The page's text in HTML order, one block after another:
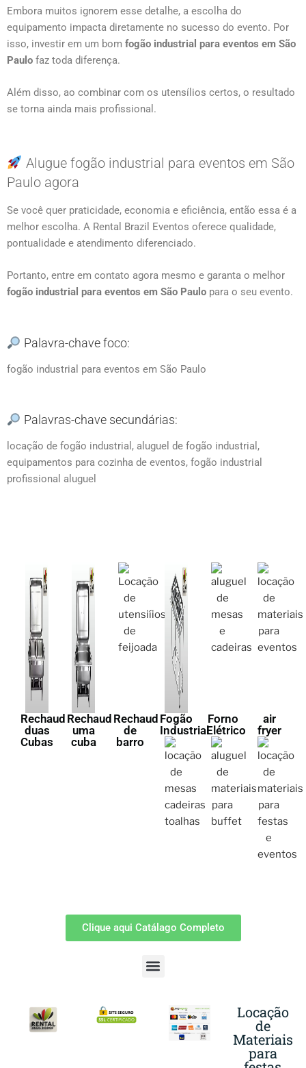
Embora muitos ignorem esse detalhe, a escolha do
equipamento impacta diretamente no sucesso do evento. Por
isso, investir em um bom fogão industrial para eventos em São
Paulo faz toda diferença.
Além disso, ao combinar com os utensílios certos, o resultado
se torna ainda mais profissional.
Alugue fogão industrial para eventos em São
Paulo agora
Se você quer praticidade, economia e eficiência, então essa é a
melhor escolha. A Rental Brazil Eventos oferece qualidade,
pontualidade e atendimento diferenciado.
Portanto, entre em contato agora mesmo e garanta o melhor
fogão industrial para eventos em São Paulo para o seu evento.
Palavra-chave foco:
fogão industrial para eventos em São Paulo
Palavras-chave secundárias:
locação de fogão industrial, aluguel de fogão industrial,
equipamentos para cozinha de eventos, fogão industrial
profissional aluguel
Rechaud
duas
Cubas
Rechaud
uma
cuba
Rechaud
de
barro
Fogão
Industrial
Forno
Elétrico
air
fryer
Clique aqui Catálago Completo
Locação
de
Materiais
para